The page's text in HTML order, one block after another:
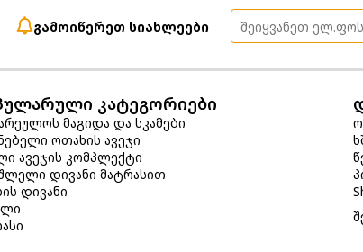
გამოიწერეთ სიახლეები
კატეგორიები
მაგიდა და სკამები
ოთახის ავეჯი
ავეჯის კომპლექტი
დივანი მატრასით
დივანი